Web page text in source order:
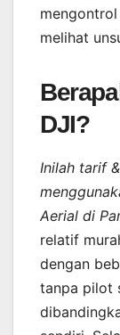
melihat
DJI?
Inilah tarif
Aerial di
relatif
dengan
tanpa pilot